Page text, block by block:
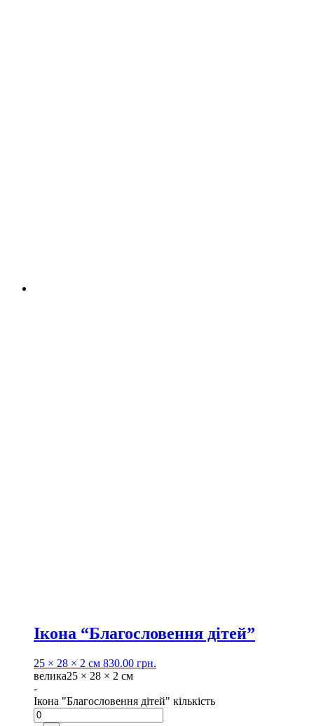
Ікона “Благословення дітей”
25 × 28 × 2 см 830.00 грн.
велика25 × 28 × 2 см
-
Ікона "Благословення дітей" кількість